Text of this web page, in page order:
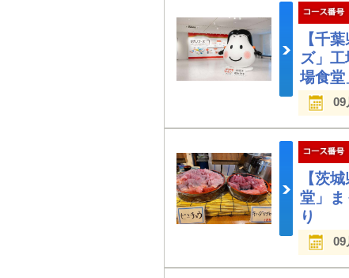
【千
ズ」
場食
09
【茨
堂」
り
09